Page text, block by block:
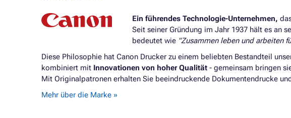
Ein führendes Technologie-Unternehmen,
Seit seiner Gründung im Jahr 1937 hält es an
bedeutet wie "Zusammen leben und arbeiten
Diese Philosophie hat Canon Drucker zu einem beliebten Bestandteil
kombiniert mit Innovationen von hoher Qualität - gemeinsam bringen
Mit Originalpatronen erhalten Sie beeindruckende Dokumentendrucke
Mehr über die Marke »